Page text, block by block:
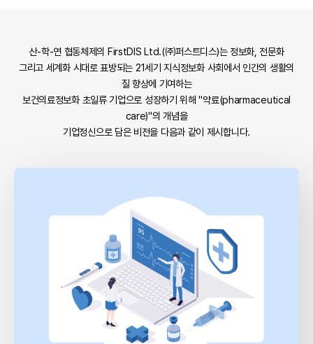
산-학-연 협동체제의 FirstDIS Ltd.(㈜퍼스트디스)는 정보화, 전문화
그리고 세계화 시대로 표방되는 21세기 지식정보화 사회에서 인간의 생활의
질 향상에 기여하는
보건의료정보화 초일류 기업으로 성장하기 위해 "약료(pharmaceutical
care)"의 개념을
기업정신으로 담은 비전을 다음과 같이 제시합니다.